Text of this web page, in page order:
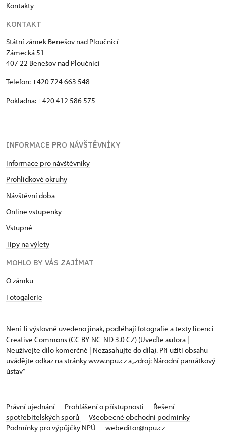
Kontakty
KONTAKT
Státní zámek Benešov nad Ploučnicí
Zámecká 51
407 22 Benešov nad Ploučnicí
Telefon: +420 724 663 548
Pokladna: +420 412 586 575
INFORMACE PRO NÁVŠTĚVNÍKY
Informace pro návštěvníky
Prohlídkové okruhy
Návštěvní doba
Online vstupenky
Vstupné
Tipy na výlety
MOHLO BY VÁS ZAJÍMAT
O zámku
Fotogalerie
Není-li výslovně uvedeno jinak, podléhají fotografie a texty licenci
Creative Commons (CC BY-NC-ND 3.0 CZ) (Uveďte autora |
Neužívejte dílo komerčně | Nezasahujte do díla). Při užití obsahu
uvádějte odkaz na stránky www.npu.cz a „zdroj: Národní památkový
ústav“
Právní ujednání Prohlášení o přístupnosti
Řešení
spotřebitelských sporů
Všeobecné obchodní podmínky
Podmínky pro výpůjčky NPÚ
webeditor@npu.cz